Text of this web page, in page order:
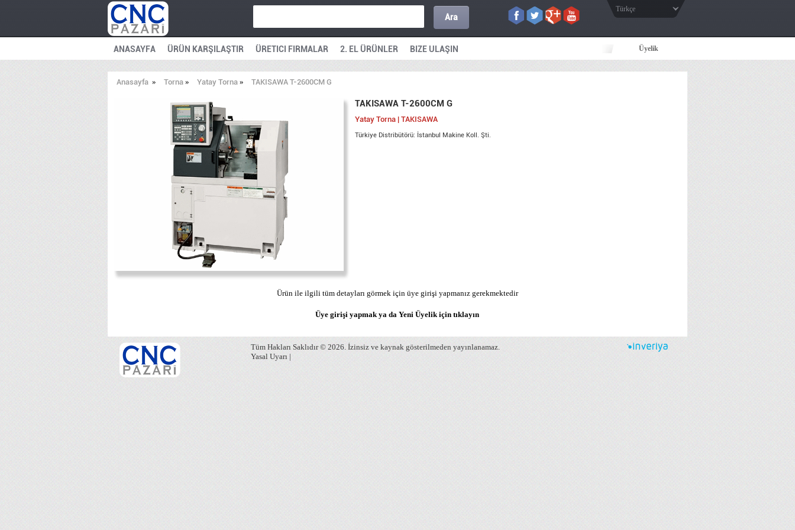
Ara
Türkçe
ANASAYFA ÜRÜN KARŞILAŞTIR ÜRETICI FIRMALAR 2. EL ÜRÜNLER BIZE ULAŞIN Üyelik
Anasayfa» Torna» Yatay Torna» TAKISAWA T-2600CM G
TAKISAWA T-2600CM G
Yatay Torna | TAKISAWA
Türkiye Distribütörü: İstanbul Makine Koll. Şti.
Ürün ile ilgili tüm detayları görmek için üye girişi yapmanız gerekmektedir
Üye girişi yapmak ya da Yeni Üyelik içintıklayın
Tüm Hakları Saklıdır © 2026. İzinsiz ve kaynak gösterilmeden yayınlanamaz.
Yasal Uyarı|